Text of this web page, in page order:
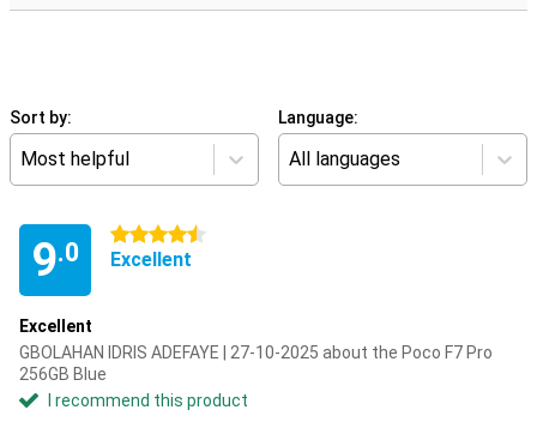
Sort by:
Most helpful
Language:
All languages
9.0
4.5 stars
Excellent
Excellent
GBOLAHAN IDRIS ADEFAYE | 27-10-2025 about the Poco F7 Pro
256GB Blue
I recommend this product